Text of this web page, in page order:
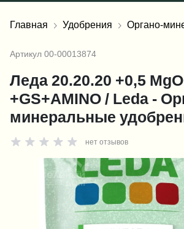
Главная Удобрения Органо-
Артикул 00-00013874
Леда 20.20.20 +0,5
+GS+AMINO / Leda -
минеральные
нет отзывов